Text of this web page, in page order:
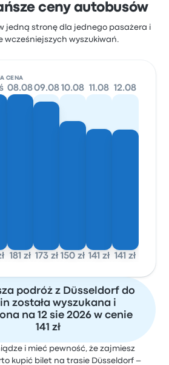
ceny autobusów
jedną stronę dla jednego pasażera i
wcześniejszych wyszukiwań.
CENA
08.08
181 zł
09.08
173 zł
10.08
150 zł
11.08
141 zł
12.08
141 zł
podróż z Düsseldorf do
została wyszukana i
na 12 sie 2026 w cenie
141 zł
i mieć pewność, że zajmiesz
kupić bilet na trasie Düsseldorf –